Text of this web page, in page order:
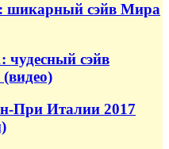
шикарный сэйв Мира
сэйв
При Италии 2017